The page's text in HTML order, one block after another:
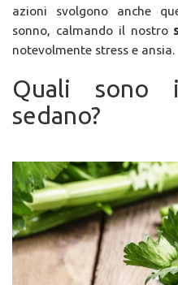
azioni svolgono anche
sonno, calmando il nostro
notevolmente stress e ansia.
Quali sono
sedano?